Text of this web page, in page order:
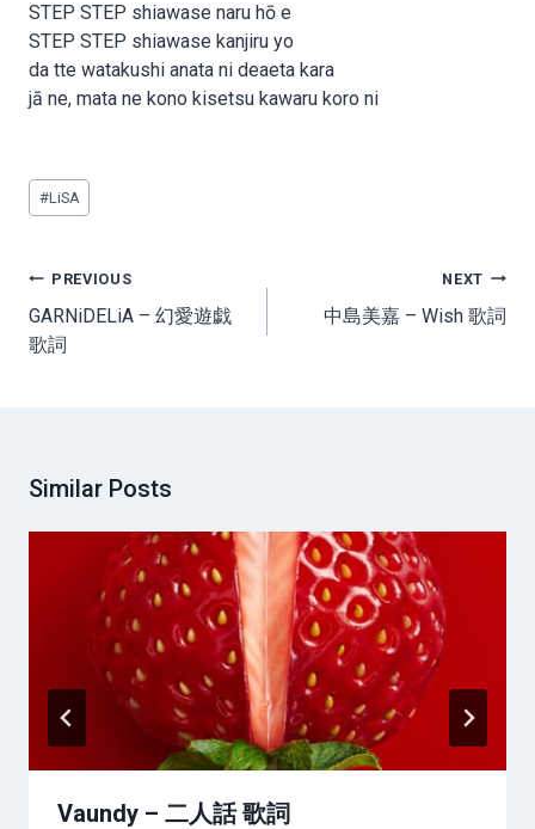
STEP STEP shiawase naru hō e
STEP STEP shiawase kanjiru yo
da tte watakushi anata ni deaeta kara
jā ne, mata ne kono kisetsu kawaru koro ni
Post
Tags:
#LiSA
Post
navigation
PREVIOUS
GARNiDELiA – 幻愛遊戯
歌詞
NEXT
中島美嘉 – Wish 歌詞
Similar Posts
Vaundy – 二人話 歌詞